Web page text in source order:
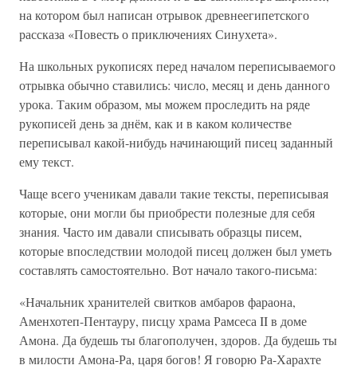
на котором был написан отрывок древнеегипетского
рассказа «Повесть о приключениях Синухета».
На школьных рукописях перед началом переписываемого
отрывка обычно ставились: число, месяц и день данного
урока. Таким образом, мы можем проследить на ряде
рукописей день за днём, как и в каком количестве
переписывал какой-нибудь начинающий писец заданный
ему текст.
Чаще всего ученикам давали такие тексты, переписывая
которые, они могли бы приобрести полезные для себя
знания. Часто им давали списывать образцы писем,
которые впоследствии молодой писец должен был уметь
составлять самостоятельно. Вот начало такого-письма:
«Начальник хранителей свитков амбаров фараона,
Аменхотеп-Пентауру, писцу храма Рамсеса II в доме
Амона. Да будешь ты благополучен, здоров. Да будешь ты
в милости Амона-Ра, царя богов! Я говорю Ра-Харахте